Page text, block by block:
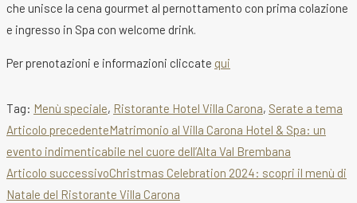
che unisce la cena gourmet al pernottamento con prima colazione
e ingresso in Spa con welcome drink.
Per prenotazioni e informazioni cliccate qui
Tag: Menù speciale, Ristorante Hotel Villa Carona, Serate a tema
Leggi
altri
articoli
Articolo precedenteMatrimonio al Villa Carona Hotel & Spa: un
evento indimenticabile nel cuore dell’Alta Val Brembana
Articolo successivoChristmas Celebration 2024: scopri il menù di
Natale del Ristorante Villa Carona